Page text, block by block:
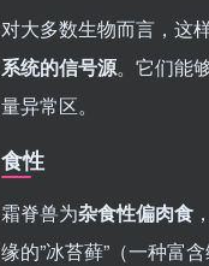
对大多数生物而言，这
系统的信号源。它们能
量异常区。
食性
霜脊兽为杂食性偏肉食
缘的”冰苔藓”（一种富